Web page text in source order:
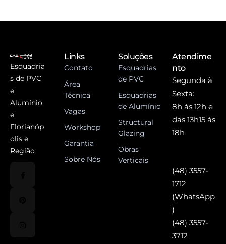
Esquadria
s de PVC
e
Alumínio
e
Florianóp
olis e
Região
Links
Contato
Área
Técnica
Vagas
Workshop
Garantia
Sobre Nós
Soluções
Esquadrias
de PVC
Esquadrias
de Alumínio
Structural
Glazing
Obras
Verticais
Atendime
nto
Segunda à
Sexta:
8h às 12h e
das 13h15 às
18h
(48) 3557-
1712
(WhatsApp
)
(48) 3557-
3712